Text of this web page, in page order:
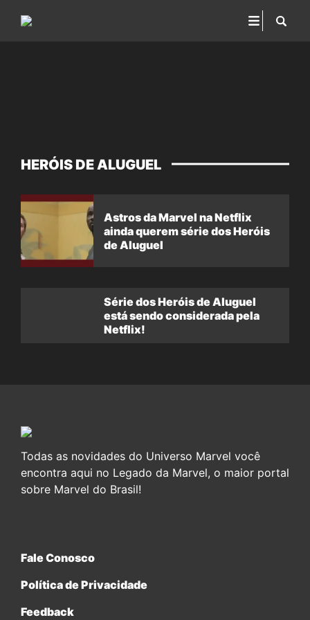
HERÓIS DE ALUGUEL
Astros da Marvel na Netflix
ainda querem série dos Heróis
de Aluguel
Série dos Heróis de Aluguel
está sendo considerada pela
Netflix!
Todas as novidades do Universo Marvel você
encontra aqui no Legado da Marvel, o maior portal
sobre Marvel do Brasil!
Fale Conosco
Política de Privacidade
Feedback